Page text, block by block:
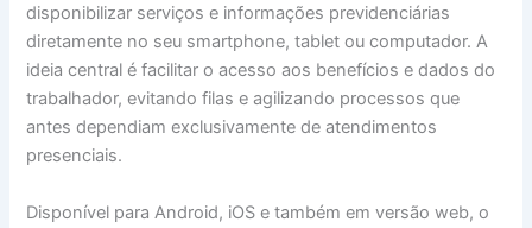
disponibilizar serviços e informações previdenciárias
diretamente no seu smartphone, tablet ou computador. A
ideia central é facilitar o acesso aos benefícios e dados do
trabalhador, evitando filas e agilizando processos que
antes dependiam exclusivamente de atendimentos
presenciais.
Disponível para Android, iOS e também em versão web, o